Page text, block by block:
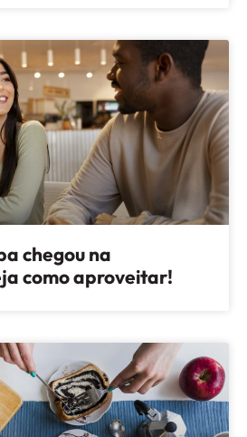
chegou na
como aproveitar!